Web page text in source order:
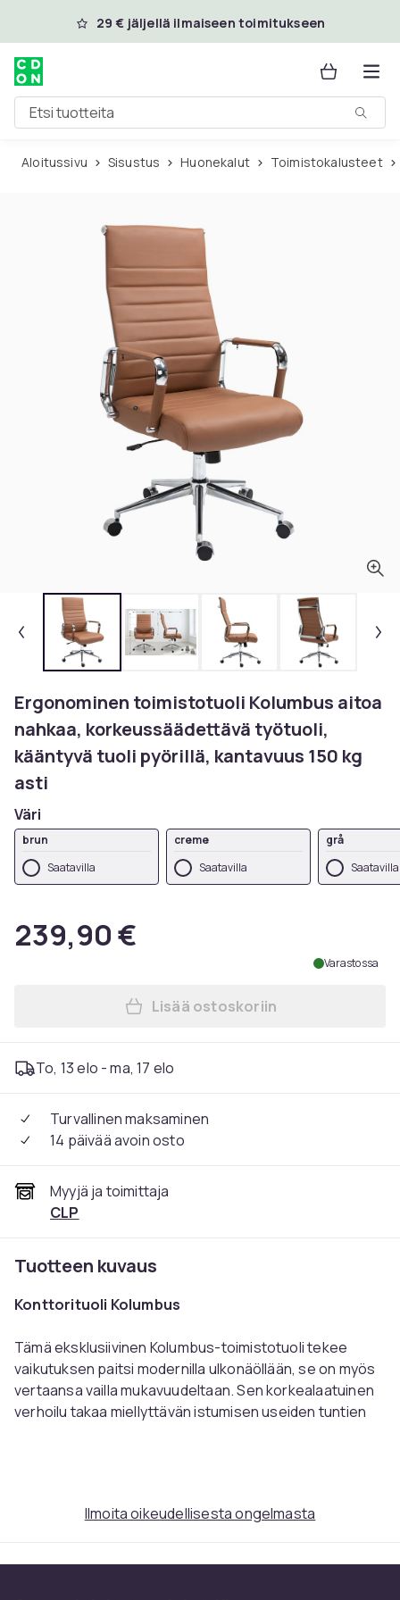
Ohita ja siirry pääsisältöön
29 € jäljellä ilmaiseen toimitukseen
Etsi tuotteita
Aloitussivu Sisustus Huonekalut Toimistokalusteet
Ergonominen toimistotuoli Kolumbus aitoa
nahkaa, korkeussäädettävä työtuoli,
kääntyvä tuoli pyörillä, kantavuus 150 kg
asti
Väri
brun
Saatavilla
creme
Saatavilla
grå
Saatavilla
239,90 €
Varastossa
Lisää Ergonominen
Lisää ostoskoriin
To, 13 elo - ma, 17 elo
Turvallinen maksaminen
14 päivää avoin osto
Myyjä ja toimittaja
CLP
Tuotteen kuvaus
Konttorituoli Kolumbus
Tämä eksklusiivinen Kolumbus-toimistotuoli tekee
vaikutuksen paitsi modernilla ulkonäöllään, se on myös
vertaansa vailla mukavuudeltaan. Sen korkealaatuinen
verhoilu takaa miellyttävän istumisen useiden tuntien
portaattomasti säädettävissä ja takaa ergonomisen
keinumekanismilla, joka antaa lisää liikkumisvapautta.
Ilmoita oikeudellisesta ongelmasta